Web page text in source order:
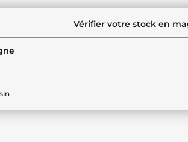
Vérifier votre stock en